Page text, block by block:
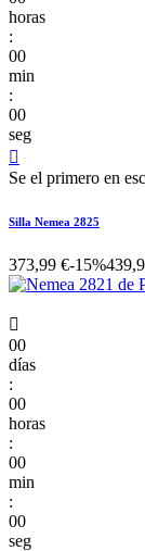
horas
:
00
min
:
00
seg

Se el primero en
Silla Nemea 2825
373,99 €-15%

00
días
:
00
horas
:
00
min
:
00
seg